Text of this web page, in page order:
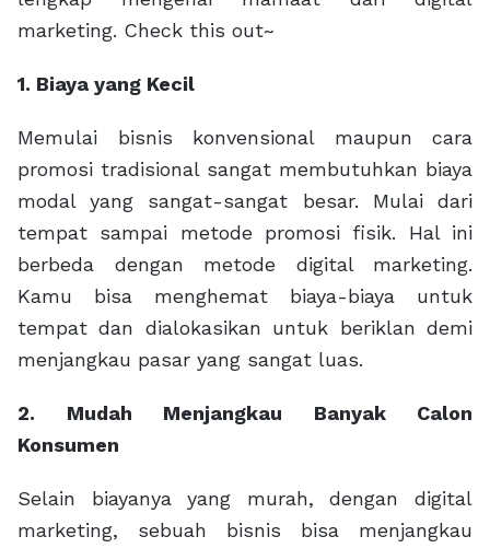
marketing. Check this out~
1. Biaya yang Kecil
Memulai bisnis konvensional maupun cara
promosi tradisional sangat membutuhkan biaya
modal yang sangat-sangat besar. Mulai dari
tempat sampai metode promosi fisik. Hal ini
berbeda dengan metode digital marketing.
Kamu bisa menghemat biaya-biaya untuk
tempat dan dialokasikan untuk beriklan demi
menjangkau pasar yang sangat luas.
2. Mudah Menjangkau Banyak Calon
Konsumen
Selain biayanya yang murah, dengan digital
marketing, sebuah bisnis bisa menjangkau